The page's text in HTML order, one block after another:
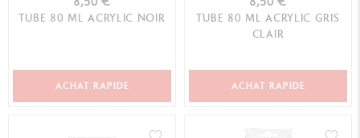
TUBE 80 ML ACRYLIC NOIR
ACHAT RAPIDE
TUBE 80 ML ACRYLIC GRIS
CLAIR
ACHAT RAPIDE